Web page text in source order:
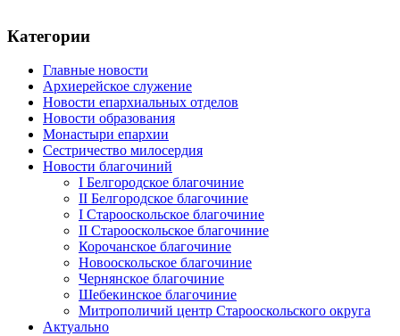
Категории
Главные новости
Архиерейское служение
Новости епархиальных отделов
Новости образования
Монастыри епархии
Сестричество милосердия
Новости благочиний
I Белгородское благочиние
II Белгородское благочиние
I Старооскольское благочиние
II Старооскольское благочиние
Корочанское благочиние
Новооскольское благочиние
Чернянское благочиние
Шебекинское благочиние
Митрополичий центр Старооскольского округа
Актуально